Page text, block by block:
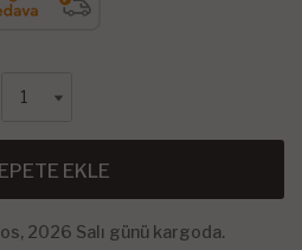
EKLE
2026 Salı günü kargoda.